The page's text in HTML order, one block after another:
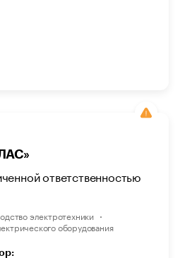
ответственностью
электротехники
оборудования